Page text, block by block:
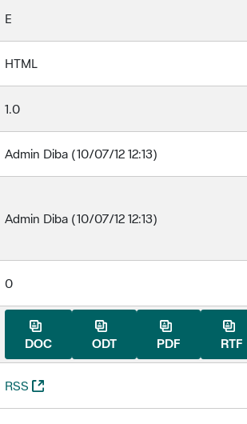
E
HTML
1.0
Admin Diba (10/07/12 12:13)
Admin Diba (10/07/12 12:13)
0
DOC
ODT PDF RTF
RSS (Abre una nueva ventana)